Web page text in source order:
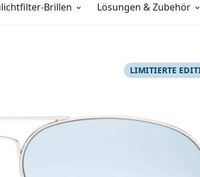
Brillen Lösungen & Zubehör
LIMITIERTE